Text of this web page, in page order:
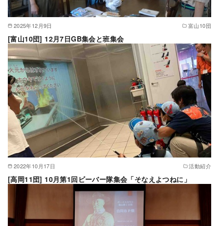
2025年12月9日 富山10団
[富山10団] 12月7日GB集会と班集会
2022年10月17日 活動紹介
[高岡11団] 10月第1回ビーバー隊集会「そなえよつねに」